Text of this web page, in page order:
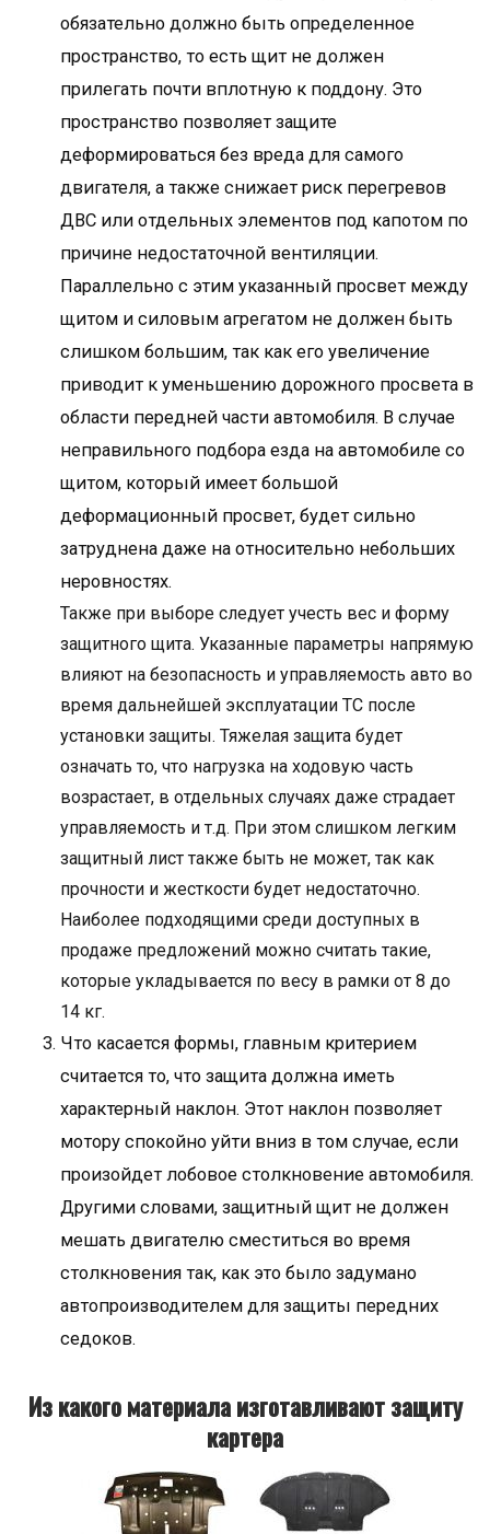
обязательно должно быть определенное
пространство, то есть щит не должен
прилегать почти вплотную к поддону. Это
пространство позволяет защите
деформироваться без вреда для самого
двигателя, а также снижает риск перегревов
ДВС или отдельных элементов под капотом по
причине недостаточной вентиляции.
Параллельно с этим указанный просвет между
щитом и силовым агрегатом не должен быть
слишком большим, так как его увеличение
приводит к уменьшению дорожного просвета в
области передней части автомобиля. В случае
неправильного подбора езда на автомобиле со
щитом, который имеет большой
деформационный просвет, будет сильно
затруднена даже на относительно небольших
неровностях.
Также при выборе следует учесть вес и форму
защитного щита. Указанные параметры напрямую
влияют на безопасность и управляемость авто во
время дальнейшей эксплуатации ТС после
установки защиты. Тяжелая защита будет
означать то, что нагрузка на ходовую часть
возрастает, в отдельных случаях даже страдает
управляемость и т.д. При этом слишком легким
защитный лист также быть не может, так как
прочности и жесткости будет недостаточно.
Наиболее подходящими среди доступных в
продаже предложений можно считать такие,
которые укладывается по весу в рамки от 8 до
14 кг.
Что касается формы, главным критерием
считается то, что защита должна иметь
характерный наклон. Этот наклон позволяет
мотору спокойно уйти вниз в том случае, если
произойдет лобовое столкновение автомобиля.
Другими словами, защитный щит не должен
мешать двигателю сместиться во время
столкновения так, как это было задумано
автопроизводителем для защиты передних
седоков.
Из какого материала изготавливают защиту
картера